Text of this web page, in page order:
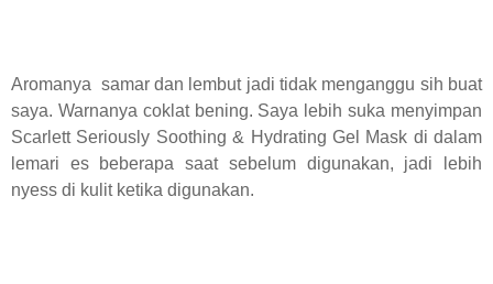
Aromanya samar dan lembut jadi tidak menganggu sih buat
saya. Warnanya coklat bening. Saya lebih suka menyimpan
Scarlett Seriously Soothing & Hydrating Gel Mask di dalam
lemari es beberapa saat sebelum digunakan, jadi lebih
nyess di kulit ketika digunakan.